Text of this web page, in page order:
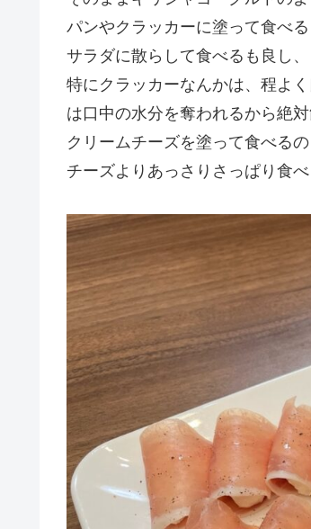
パンやクラッカーに塗って食べる
サラダに散らして食べるも良し、
特にクラッカーなんかは、程よ
は口中の水分を奪われるから絶
クリームチーズを塗って食べる
チーズよりあっさりさっぱり食